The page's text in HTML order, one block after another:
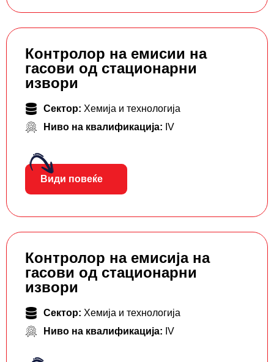
Контролор на емисии на
гасови од стационарни
извори
Сектор: Хемија и технологија
Ниво на квалификација: IV
Види повеќе
Контролор на емисија на
гасови од стационарни
извори
Сектор: Хемија и технологија
Ниво на квалификација: IV